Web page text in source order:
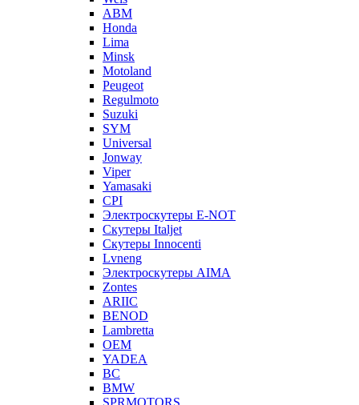
ABM
Honda
Lima
Minsk
Motoland
Peugeot
Regulmoto
Suzuki
SYM
Universal
Jonway
Viper
Yamasaki
CPI
Электроскутеры E-NOT
Скутеры Italjet
Скутеры Innocenti
Lvneng
Электроскутеры AIMA
Zontes
ARIIC
BENOD
Lambretta
OEM
YADEA
BC
BMW
SPRMOTORS